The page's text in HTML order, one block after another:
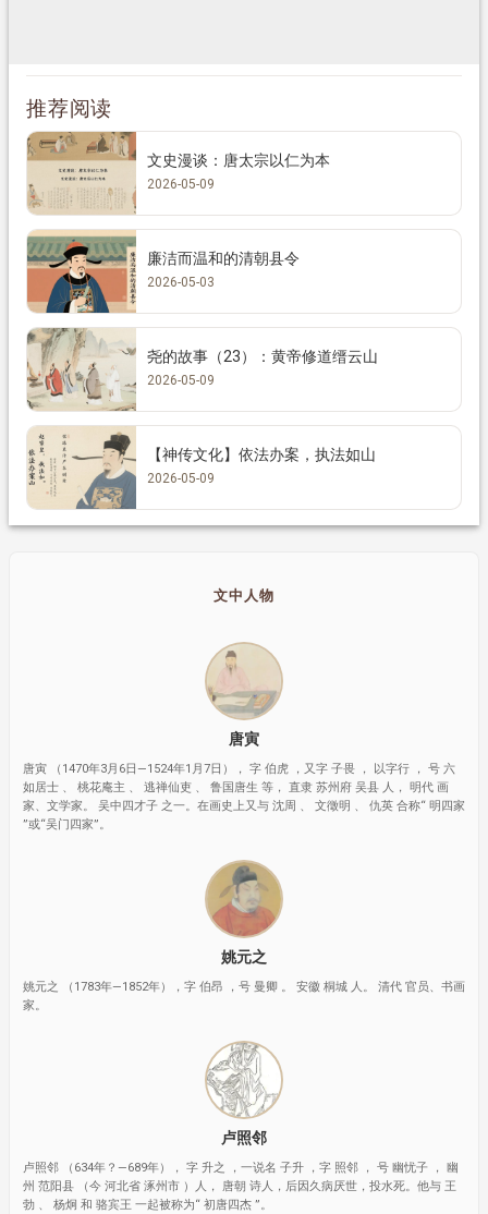
推荐阅读
文史漫谈：唐太宗以仁为本
2026-05-09
廉洁而温和的清朝县令
2026-05-03
尧的故事（23）：黄帝修道缙云山
2026-05-09
【神传文化】依法办案，执法如山
2026-05-09
文中人物
唐寅
唐寅 （1470年3月6日—1524年1月7日）， 字 伯虎 ，又字 子畏 ， 以字行 ， 号 六
如居士 、 桃花庵主 、 逃禅仙吏 、 鲁国唐生 等， 直隶 苏州府 吴县 人， 明代 画
家、文学家。 吴中四才子 之一。在画史上又与 沈周 、 文徵明 、 仇英 合称“ 明四家
”或“吴门四家”。
姚元之
姚元之 （1783年—1852年），字 伯昂 ，号 曼卿 。 安徽 桐城 人。 清代 官员、书画
家。
卢照邻
卢照邻 （634年？—689年）， 字 升之 ，一说名 子升 ，字 照邻 ， 号 幽忧子 ， 幽
州 范阳县 （今 河北省 涿州市 ）人， 唐朝 诗人，后因久病厌世，投水死。他与 王
勃 、 杨炯 和 骆宾王 一起被称为“ 初唐四杰 ”。